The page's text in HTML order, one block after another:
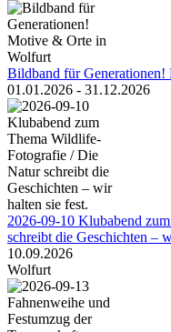
Bildband für
01.01.2026 - 31.12.2026
2026-09-10 Klubabend
schreibt die Geschichten –
10.09.2026
Wolfurt